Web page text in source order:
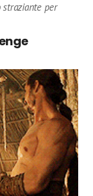
straziante per